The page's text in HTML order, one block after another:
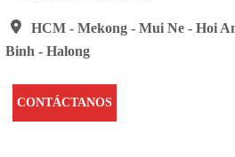
HCM - Mekong - Mui Ne - Hoi
Binh - Halong
CONTÁCTANOS